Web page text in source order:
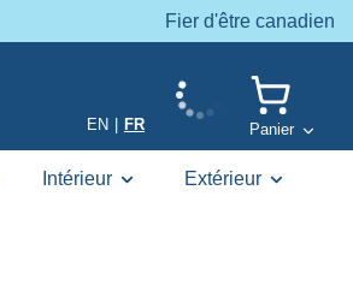
Fier d'être canadien
EN FR Panier
Intérieur Extérieur